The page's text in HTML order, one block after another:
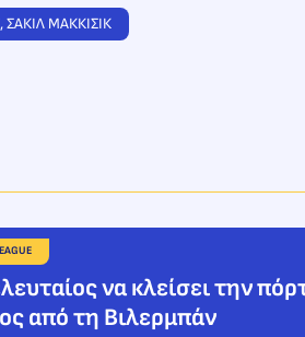
, ΣΑΚΙΛ ΜΑΚΚΙΣΙΚ
να κλείσει την
από τη Βιλερμπάν